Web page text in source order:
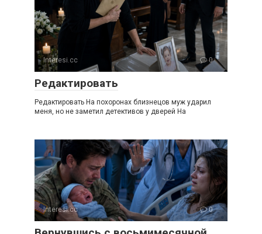
Interesi.cc 0
Редактировать
Редактировать На похоронах близнецов муж ударил
меня, но не заметил детективов у дверей На
Interesi.cc 0